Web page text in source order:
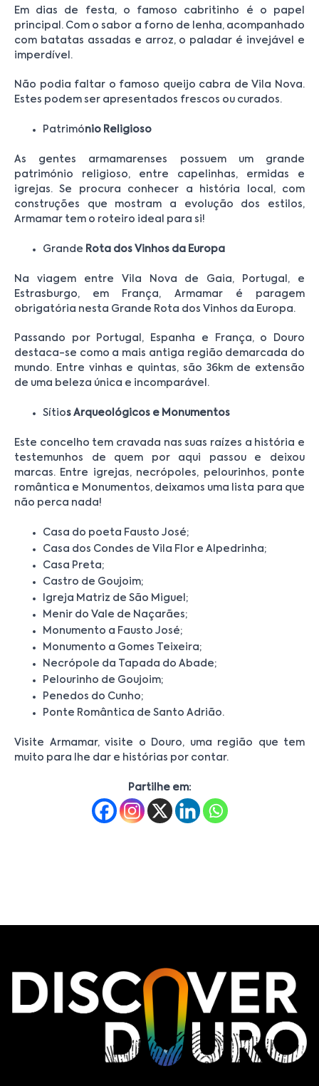
Em dias de festa, o famoso cabritinho é o papel
principal. Com o sabor a forno de lenha, acompanhado
com batatas assadas e arroz, o paladar é invejável e
imperdível.
Não podia faltar o famoso queijo cabra de Vila Nova.
Estes podem ser apresentados frescos ou curados.
Património Religioso
As gentes armamarenses possuem um grande
património religioso, entre capelinhas, ermidas e
igrejas. Se procura conhecer a história local, com
construções que mostram a evolução dos estilos,
Armamar tem o roteiro ideal para si!
Grande Rota dos Vinhos da Europa
Na viagem entre Vila Nova de Gaia, Portugal, e
Estrasburgo, em França, Armamar é paragem
obrigatória nesta Grande Rota dos Vinhos da Europa.
Passando por Portugal, Espanha e França, o Douro
destaca-se como a mais antiga região demarcada do
mundo. Entre vinhas e quintas, são 36km de extensão
de uma beleza única e incomparável.
Sítios Arqueológicos e Monumentos
Este concelho tem cravada nas suas raízes a história e
testemunhos de quem por aqui passou e deixou
marcas. Entre igrejas, necrópoles, pelourinhos, ponte
romântica e Monumentos, deixamos uma lista para que
não perca nada!
Casa do poeta Fausto José;
Casa dos Condes de Vila Flor e Alpedrinha;
Casa Preta;
Castro de Goujoim;
Igreja Matriz de São Miguel;
Menir do Vale de Naçarães;
Monumento a Fausto José;
Monumento a Gomes Teixeira;
Necrópole da Tapada do Abade;
Pelourinho de Goujoim;
Penedos do Cunho;
Ponte Romântica de Santo Adrião.
Visite Armamar, visite o Douro, uma região que tem
muito para lhe dar e histórias por contar.
Partilhe em: